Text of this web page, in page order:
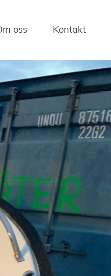
oss Kontakt